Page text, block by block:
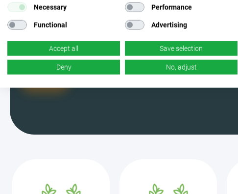
प्रभावी कैंपेन में से चुनें। हाँ, आपने सही पढ़ा -
हमारे पास बहुत सारे हैं।
मैं तैयार हूँ
Necessary Performance
Functional Advertising
Accept all Save selection
Deny No, adjust